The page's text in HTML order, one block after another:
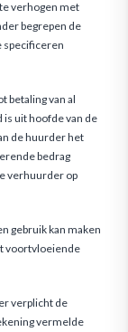
verhogen met
begrepen de
specificeren
betaling van al
uit hoofde van de
de huurder het
bedrag
verhuurder op
gebruik kan maken
voortvloeiende
verplicht de
vermelde